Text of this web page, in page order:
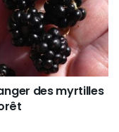
des myrtilles